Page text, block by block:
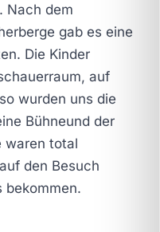
Nach dem
gab es eine
Die Kinder
auf
wurden uns die
Bühneund der
waren total
den Besuch
bekommen.